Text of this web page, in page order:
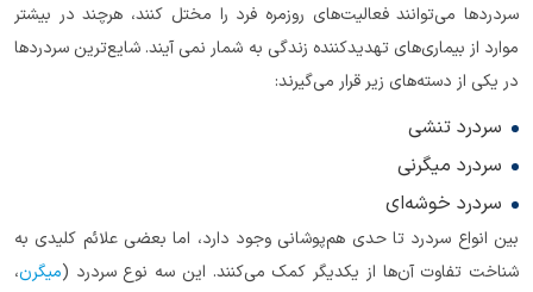
سردردها می‌توانند فعالیت‌های روزمره فرد را مختل کنند، هرچند در بیشتر
موارد از بیماری‌های تهدیدکننده زندگی به شمار نمی آیند. شایع‌ترین سردردها
در یکی از دسته‌های زیر قرار می‌گیرند:
سردرد تنشی
سردرد میگرنی
سردرد خوشه‌ای
بین انواع سردرد تا حدی هم‌پوشانی وجود دارد، اما بعضی علائم کلیدی به
شناخت تفاوت آن‌ها از یکدیگر کمک می‌کنند. این سه نوع سردرد (میگرن،